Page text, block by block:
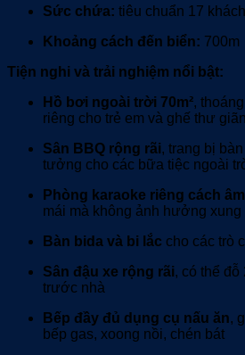
Sức chứa: tiêu chuẩn 17
Khoảng cách đến biển: 700m
Tiện nghi và trải nghiệm nổi bật:
Hồ bơi ngoài trời 70m²,
riêng cho trẻ em và ghế thư giãn
Sân BBQ rộng rãi, trang bị
tưởng cho các bữa tiệc ngoài
Phòng karaoke riêng cách âm
mái mà không ảnh hưởng xung
Bàn bida và bi lắc cho các trò
Sân đậu xe rộng rãi, có thể đỗ
trước nhà
Bếp đầy đủ dụng cụ nấu ăn,
bếp gas, xoong nồi, chén bát